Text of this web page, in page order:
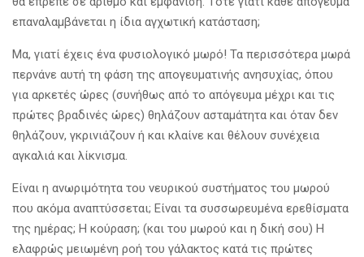
επαναλαμβάνεται η ίδια αγχωτική κατάσταση;
Μα, γιατί έχεις ένα φυσιολογικό μωρό! Τα περισσότερα μωρά
περνάνε αυτή τη φάση της απογευματινής ανησυχίας, όπου
για αρκετές ώρες (συνήθως από το απόγευμα μέχρι και τις
πρώτες βραδινές ώρες) θηλάζουν ασταμάτητα και όταν δεν
θηλάζουν, γκρινιάζουν ή και κλαίνε και θέλουν συνέχεια
αγκαλιά και λίκνισμα.
Είναι η ανωριμότητα του νευρικού συστήματος του μωρού
που ακόμα αναπτύσσεται; Είναι τα συσσωρευμένα ερεθίσματα
της ημέρας; Η κούραση; (και του μωρού και η δική σου) Η
ελαφρώς μειωμένη ροή του γάλακτος κατά τις πρώτες